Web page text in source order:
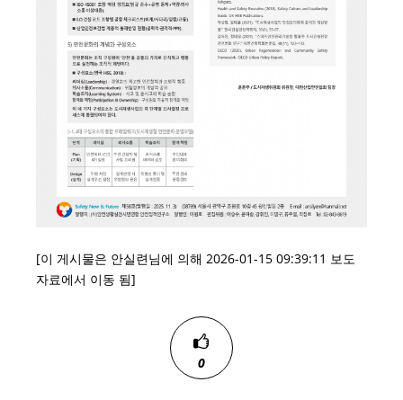
[이 게시물은 안실련님에 의해 2026-01-15 09:39:11 보도
자료에서 이동 됨]
0